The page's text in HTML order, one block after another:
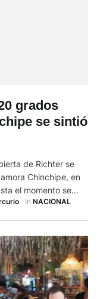
grados
se sintió
de Richter se
Chinchipe, en
el momento se
Según el
In NACIONAL